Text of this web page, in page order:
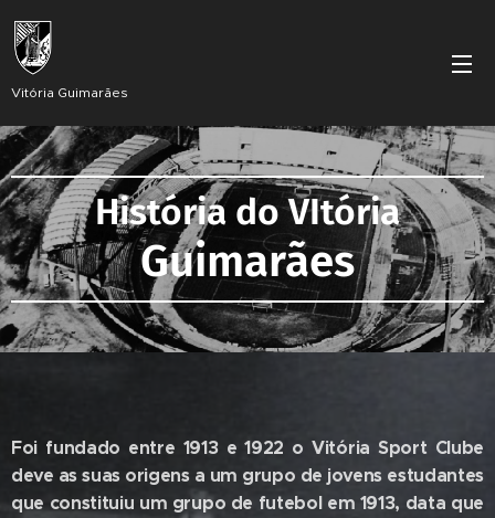
Vitória Guimarães
História do VItória
Guimarães
Foi fundado entre 1913 e 1922 o Vitória Sport Clube
deve as suas origens a um grupo de jovens estudantes
que constituiu um grupo de futebol em 1913, data que